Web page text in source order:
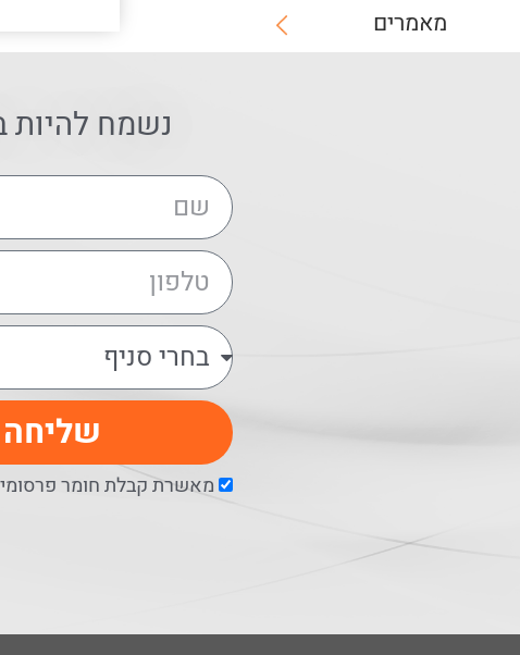
מאמרים
נשמח
מאשרת קבלת חומר פרסומי
שליחה